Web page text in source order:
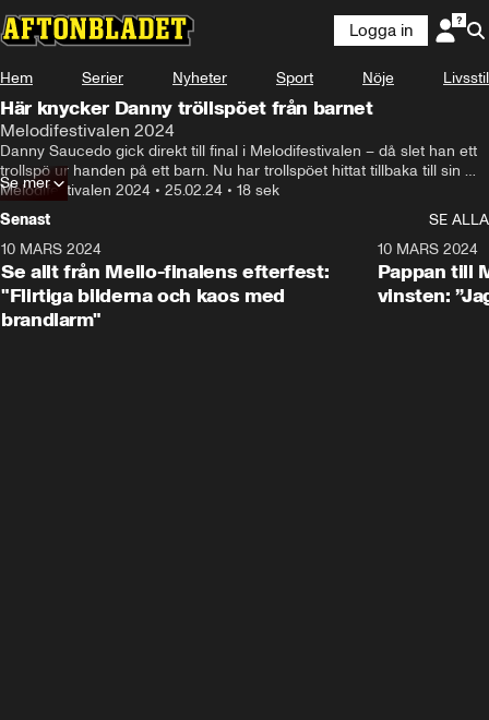
Logga in
Hem Serier Nyheter Sport Nöje Livsstil
Här knycker Danny tröllspöet från barnet
Melodifestivalen 2024
Danny Saucedo gick direkt till final i Melodifestivalen – då slet han ett
trollspö ur handen på ett barn. Nu har trollspöet hittat tillbaka till sin
ägare.
Melodifestivalen 2024 • 25.02.24 • 18 sek
Se mer
Senast
SE ALLA
10 MARS 2024
Se allt från Mello-finalens efterfest:
"Flirtiga bilderna och kaos med
brandlarm"
10 MARS 2024
Pappan till
vinsten: